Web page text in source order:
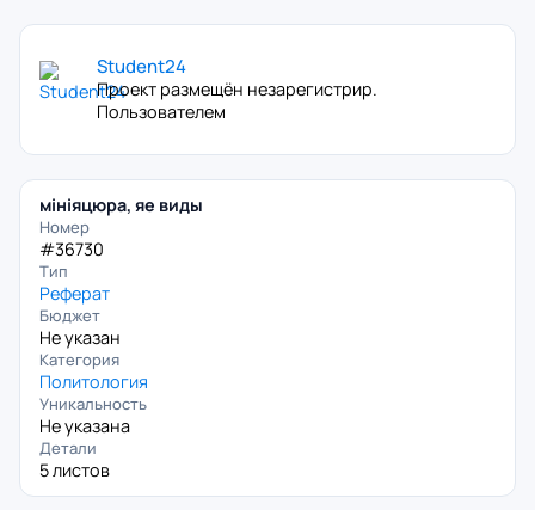
Student24
Проект размещён незарегистрир.
Пользователем
мініяцюра, яе виды
Номер
#36730
Тип
Реферат
Бюджет
Не указан
Категория
Политология
Уникальность
Не указана
Детали
5 листов